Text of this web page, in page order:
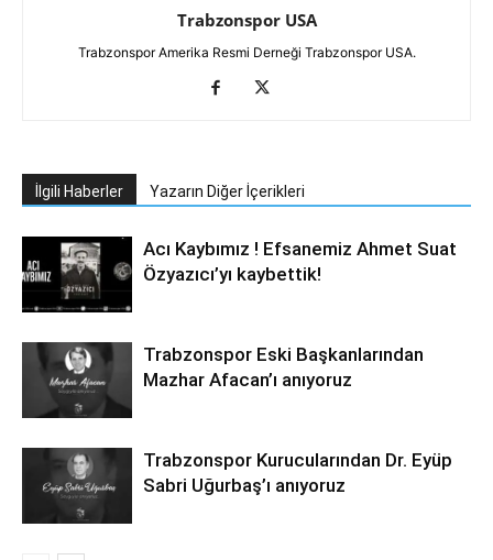
Trabzonspor USA
Trabzonspor Amerika Resmi Derneği Trabzonspor USA.
İlgili Haberler Yazarın Diğer İçerikleri
Acı Kaybımız ! Efsanemiz Ahmet Suat
Özyazıcı’yı kaybettik!
Trabzonspor Eski Başkanlarından
Mazhar Afacan’ı anıyoruz
Trabzonspor Kurucularından Dr. Eyüp
Sabri Uğurbaş’ı anıyoruz